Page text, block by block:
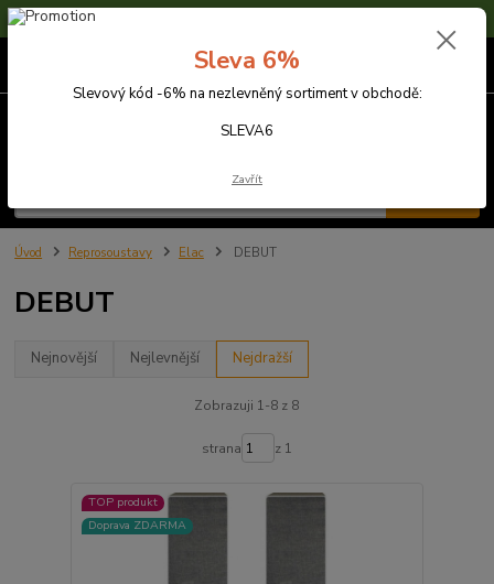
Sleva 6% na nezlevněné zboží s kódem SLEVA6
Úvod Reprosoustavy Elac DEBUT
DEBUT
Nejnovější Nejlevnější Nejdražší
Zobrazuji 1-8 z 8
strana z 1
TOP produkt
Doprava ZDARMA
Sleva 6%
Slevový kód -6% na nezlevněný sortiment v obchodě:
SLEVA6
Zavřít